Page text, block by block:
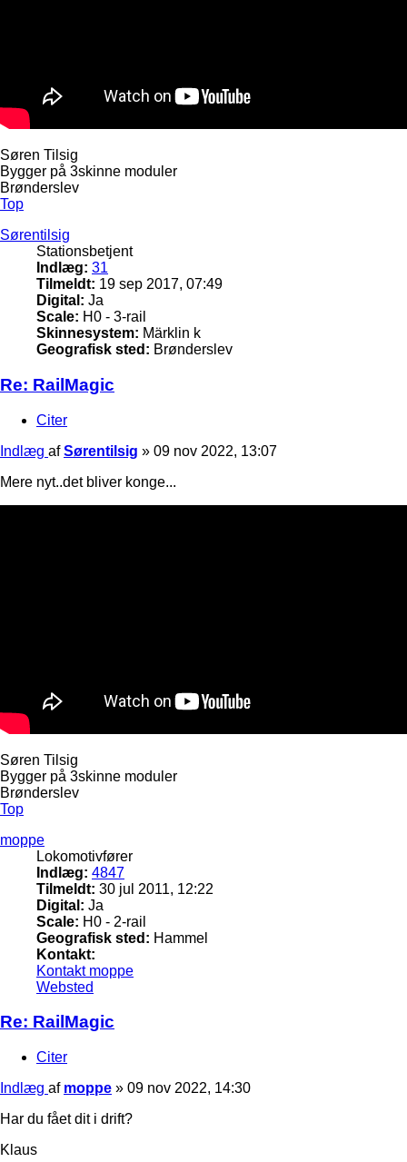
Søren Tilsig
Bygger på 3skinne moduler
Brønderslev
Top
Sørentilsig
Stationsbetjent
Indlæg: 31
Tilmeldt: 19 sep 2017, 07:49
Digital: Ja
Scale: H0 - 3-rail
Skinnesystem: Märklin k
Geografisk sted: Brønderslev
Re: RailMagic
Citer
Indlæg afSørentilsig » 09 nov 2022, 13:07
Mere nyt..det bliver konge...
Søren Tilsig
Bygger på 3skinne moduler
Brønderslev
Top
moppe
Lokomotivfører
Indlæg: 4847
Tilmeldt: 30 jul 2011, 12:22
Digital: Ja
Scale: H0 - 2-rail
Geografisk sted: Hammel
Kontakt:
Kontakt moppe
Websted
Re: RailMagic
Citer
Indlæg af moppe » 09 nov 2022, 14:30
Har du fået dit i drift?
Klaus